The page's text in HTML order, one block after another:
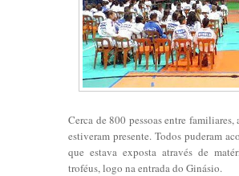
Cerca de 800 pessoas entre
estiveram presente. Todos puderam
que estava exposta através de
troféus, logo na entrada do Ginásio.